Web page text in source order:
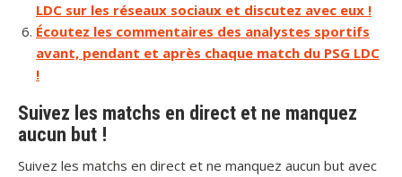
LDC sur les réseaux sociaux et discutez avec eux !
Écoutez les commentaires des analystes sportifs
avant, pendant et après chaque match du PSG LDC
!
Suivez les matchs en direct et ne manquez
aucun but !
Suivez les matchs en direct et ne manquez aucun but avec